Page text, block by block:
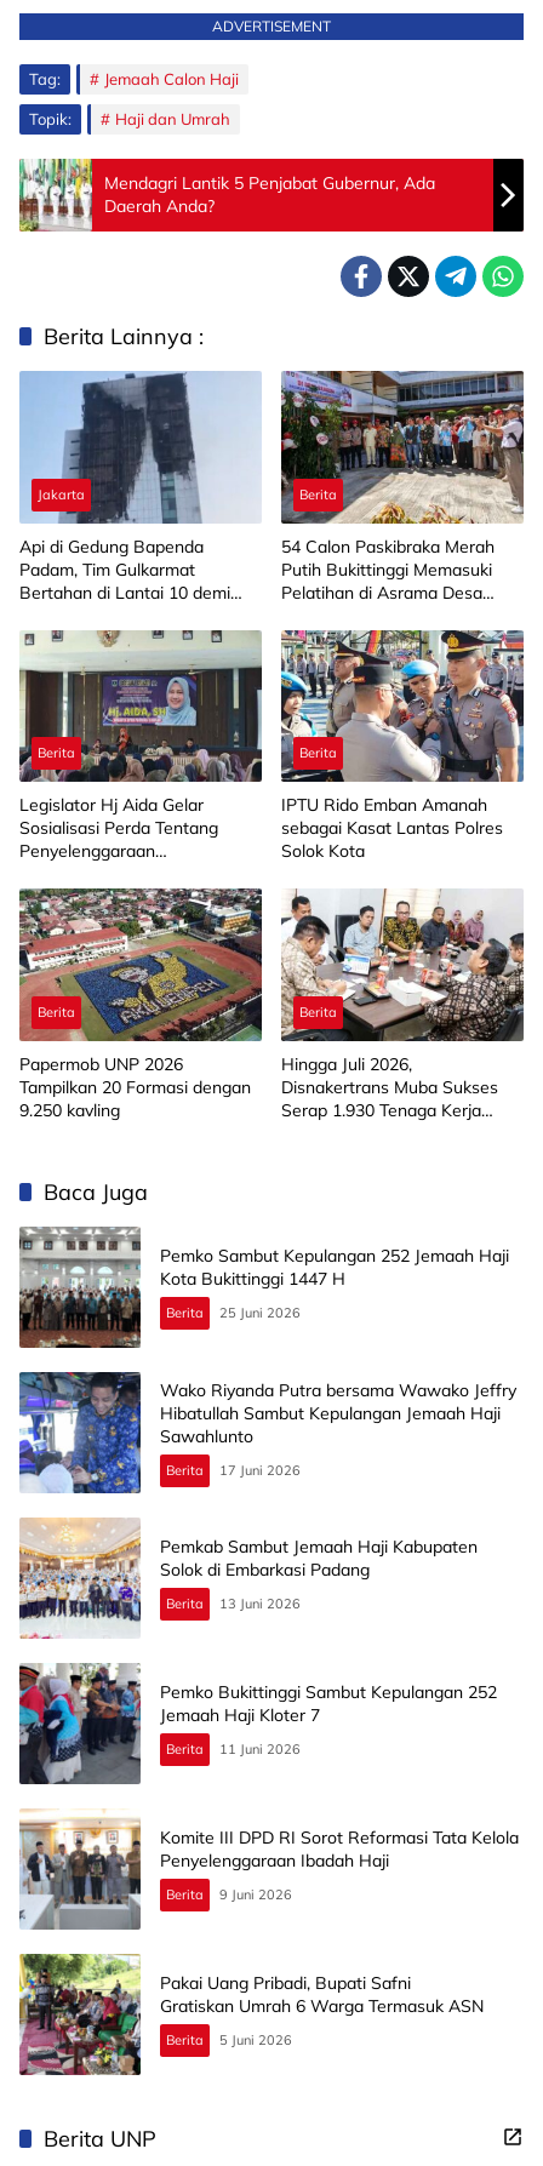
ADVERTISEMENT
Tag: Jemaah Calon Haji
Topik: Haji dan Umrah
Mendagri Lantik 5 Penjabat Gubernur, Ada
Daerah Anda?
Berita Lainnya :
Jakarta
Api di Gedung Bapenda
Padam, Tim Gulkarmat
Bertahan di Lantai 10 demi
Perambatan
Berita
‎54 Calon Paskibraka Merah
Putih Bukittinggi Memasuki
Pelatihan di Asrama Desa
Berita
Legislator Hj Aida Gelar
Sosialisasi Perda Tentang
Penyelenggaraan
Limapuluh Kota
Berita
IPTU Rido Emban Amanah
sebagai Kasat Lantas Polres
Solok Kota
Berita
Papermob UNP 2026
Tampilkan 20 Formasi dengan
9.250 kavling
Berita
Hingga Juli 2026,
Disnakertrans Muba Sukses
Serap 1.930 Tenaga Kerja
Baca Juga
Pemko Sambut Kepulangan 252 Jemaah Haji
Kota Bukittinggi 1447 H
Berita 25 Juni 2026
Wako Riyanda Putra bersama Wawako Jeffry
Hibatullah Sambut Kepulangan Jemaah Haji
Sawahlunto
Berita 17 Juni 2026
Pemkab Sambut Jemaah Haji Kabupaten
Solok di Embarkasi Padang
Berita 13 Juni 2026
Pemko Bukittinggi Sambut Kepulangan 252
Jemaah Haji Kloter 7
Berita 11 Juni 2026
Komite III DPD RI Sorot Reformasi Tata Kelola
Penyelenggaraan Ibadah Haji
Berita 9 Juni 2026
Pakai Uang Pribadi, Bupati Safni
Gratiskan Umrah 6 Warga Termasuk ASN
Berita 5 Juni 2026
Berita UNP